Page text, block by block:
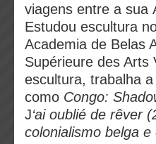
viagens entre a sua
Estudou escultura
Academia de Belas
Supérieure des Arts
escultura, trabalha
como Congo:
J‘ai oublié de rêver
colonialismo belga